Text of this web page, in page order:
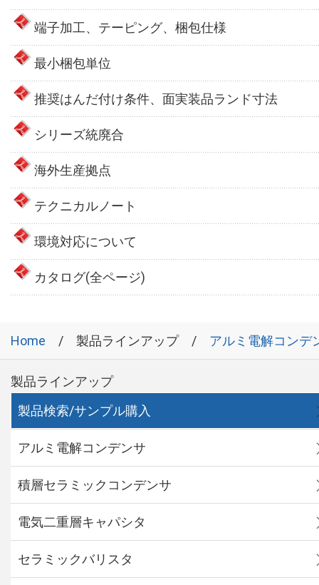
端子加工、テーピング、梱包仕様
最小梱包単位
推奨はんだ付け条件、面実装品ランド寸法
シリーズ統廃合
海外生産拠点
テクニカルノート
環境対応について
カタログ(全ページ)
Home 製品ラインアップ アルミ電解コンデ
製品ラインアップ
製品検索/サンプル購入
アルミ電解コンデンサ
積層セラミックコンデンサ
電気二重層キャパシタ
セラミックバリスタ